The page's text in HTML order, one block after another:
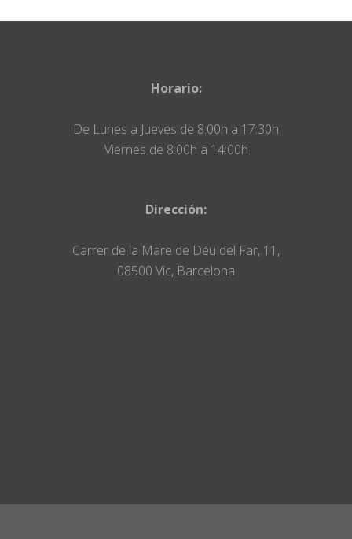
Horario:
De Lunes a Jueves de 8:00h a 17:30h
Viernes de 8:00h a 14:00h
Dirección:
Carrer de la Mare de Déu del Far, 11,
08500 Vic, Barcelona